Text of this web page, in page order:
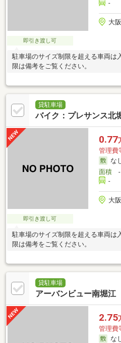
-
大
即引き渡し可
駐車場のサイズ制限を超える車両は
限は備考をご覧ください。
貸駐車場
バイク：プレサンス北
0.77
管理費
な
面積-
-
大
即引き渡し可
駐車場のサイズ制限を超える車両は
限は備考をご覧ください。
貸駐車場
アーバンビュー南堀江
2.75
管理費
な